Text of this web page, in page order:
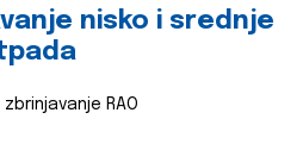
nisko i srednje
zbrinjavanje RAO